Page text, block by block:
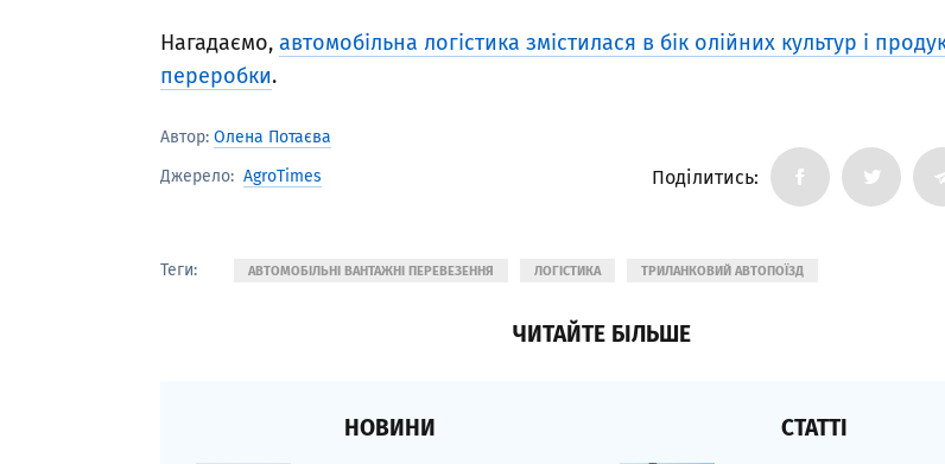
Нагадаємо, автомобільна логістика змістилася в бік олійних культур і
переробки.
Автор: Олена Потаєва
Джерело: AgroTimes Поділитись:
Теги: АВТОМОБІЛЬНІ ВАНТАЖНІ ПЕРЕВЕЗЕННЯ ЛОГІСТИКА ТРИЛАНКОВИЙ АВТОПОЇЗД
ЧИТАЙТЕ БІЛЬШЕ
НОВИНИ СТАТТІ